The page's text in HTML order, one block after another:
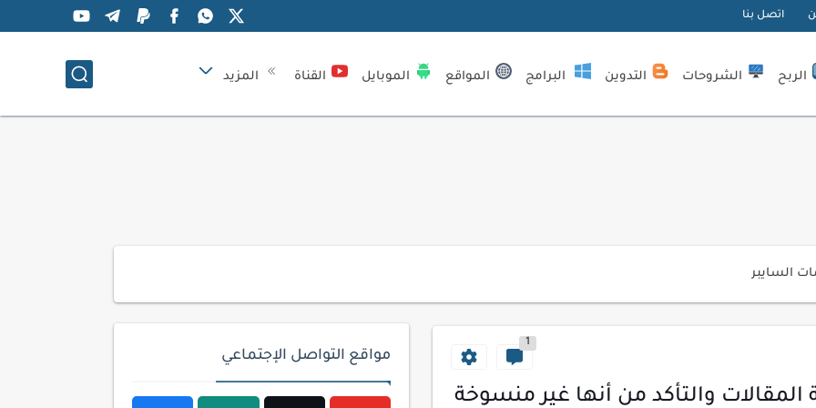
اتصل بنا
الربح الشروحات التدوين البرامج المواقع الموبايل القناة المزيد
| كيف تستفيد...
2026
1
والتأكد من أنها غير منسوخة
مواقع التواصل الإجتماعي